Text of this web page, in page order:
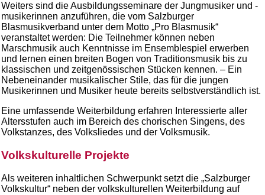
Weiters sind die Ausbildungsseminare der Jungmusiker und -
musikerinnen anzuführen, die vom Salzburger
Blasmusikverband unter dem Motto „Pro Blasmusik“
veranstaltet werden: Die Teilnehmer können neben
Marschmusik auch Kenntnisse im Ensemblespiel erwerben
und lernen einen breiten Bogen von Traditionsmusik bis zu
klassischen und zeitgenössischen Stücken kennen. – Ein
Nebeneinander musikalischer Stile, das für die jungen
Musikerinnen und Musiker heute bereits selbstverständlich ist.
Eine umfassende Weiterbildung erfahren Interessierte aller
Altersstufen auch im Bereich des chorischen Singens, des
Volkstanzes, des Volksliedes und der Volksmusik.
Volkskulturelle Projekte
Als weiteren inhaltlichen Schwerpunkt setzt die „Salzburger
Volkskultur“ neben der volkskulturellen Weiterbildung auf